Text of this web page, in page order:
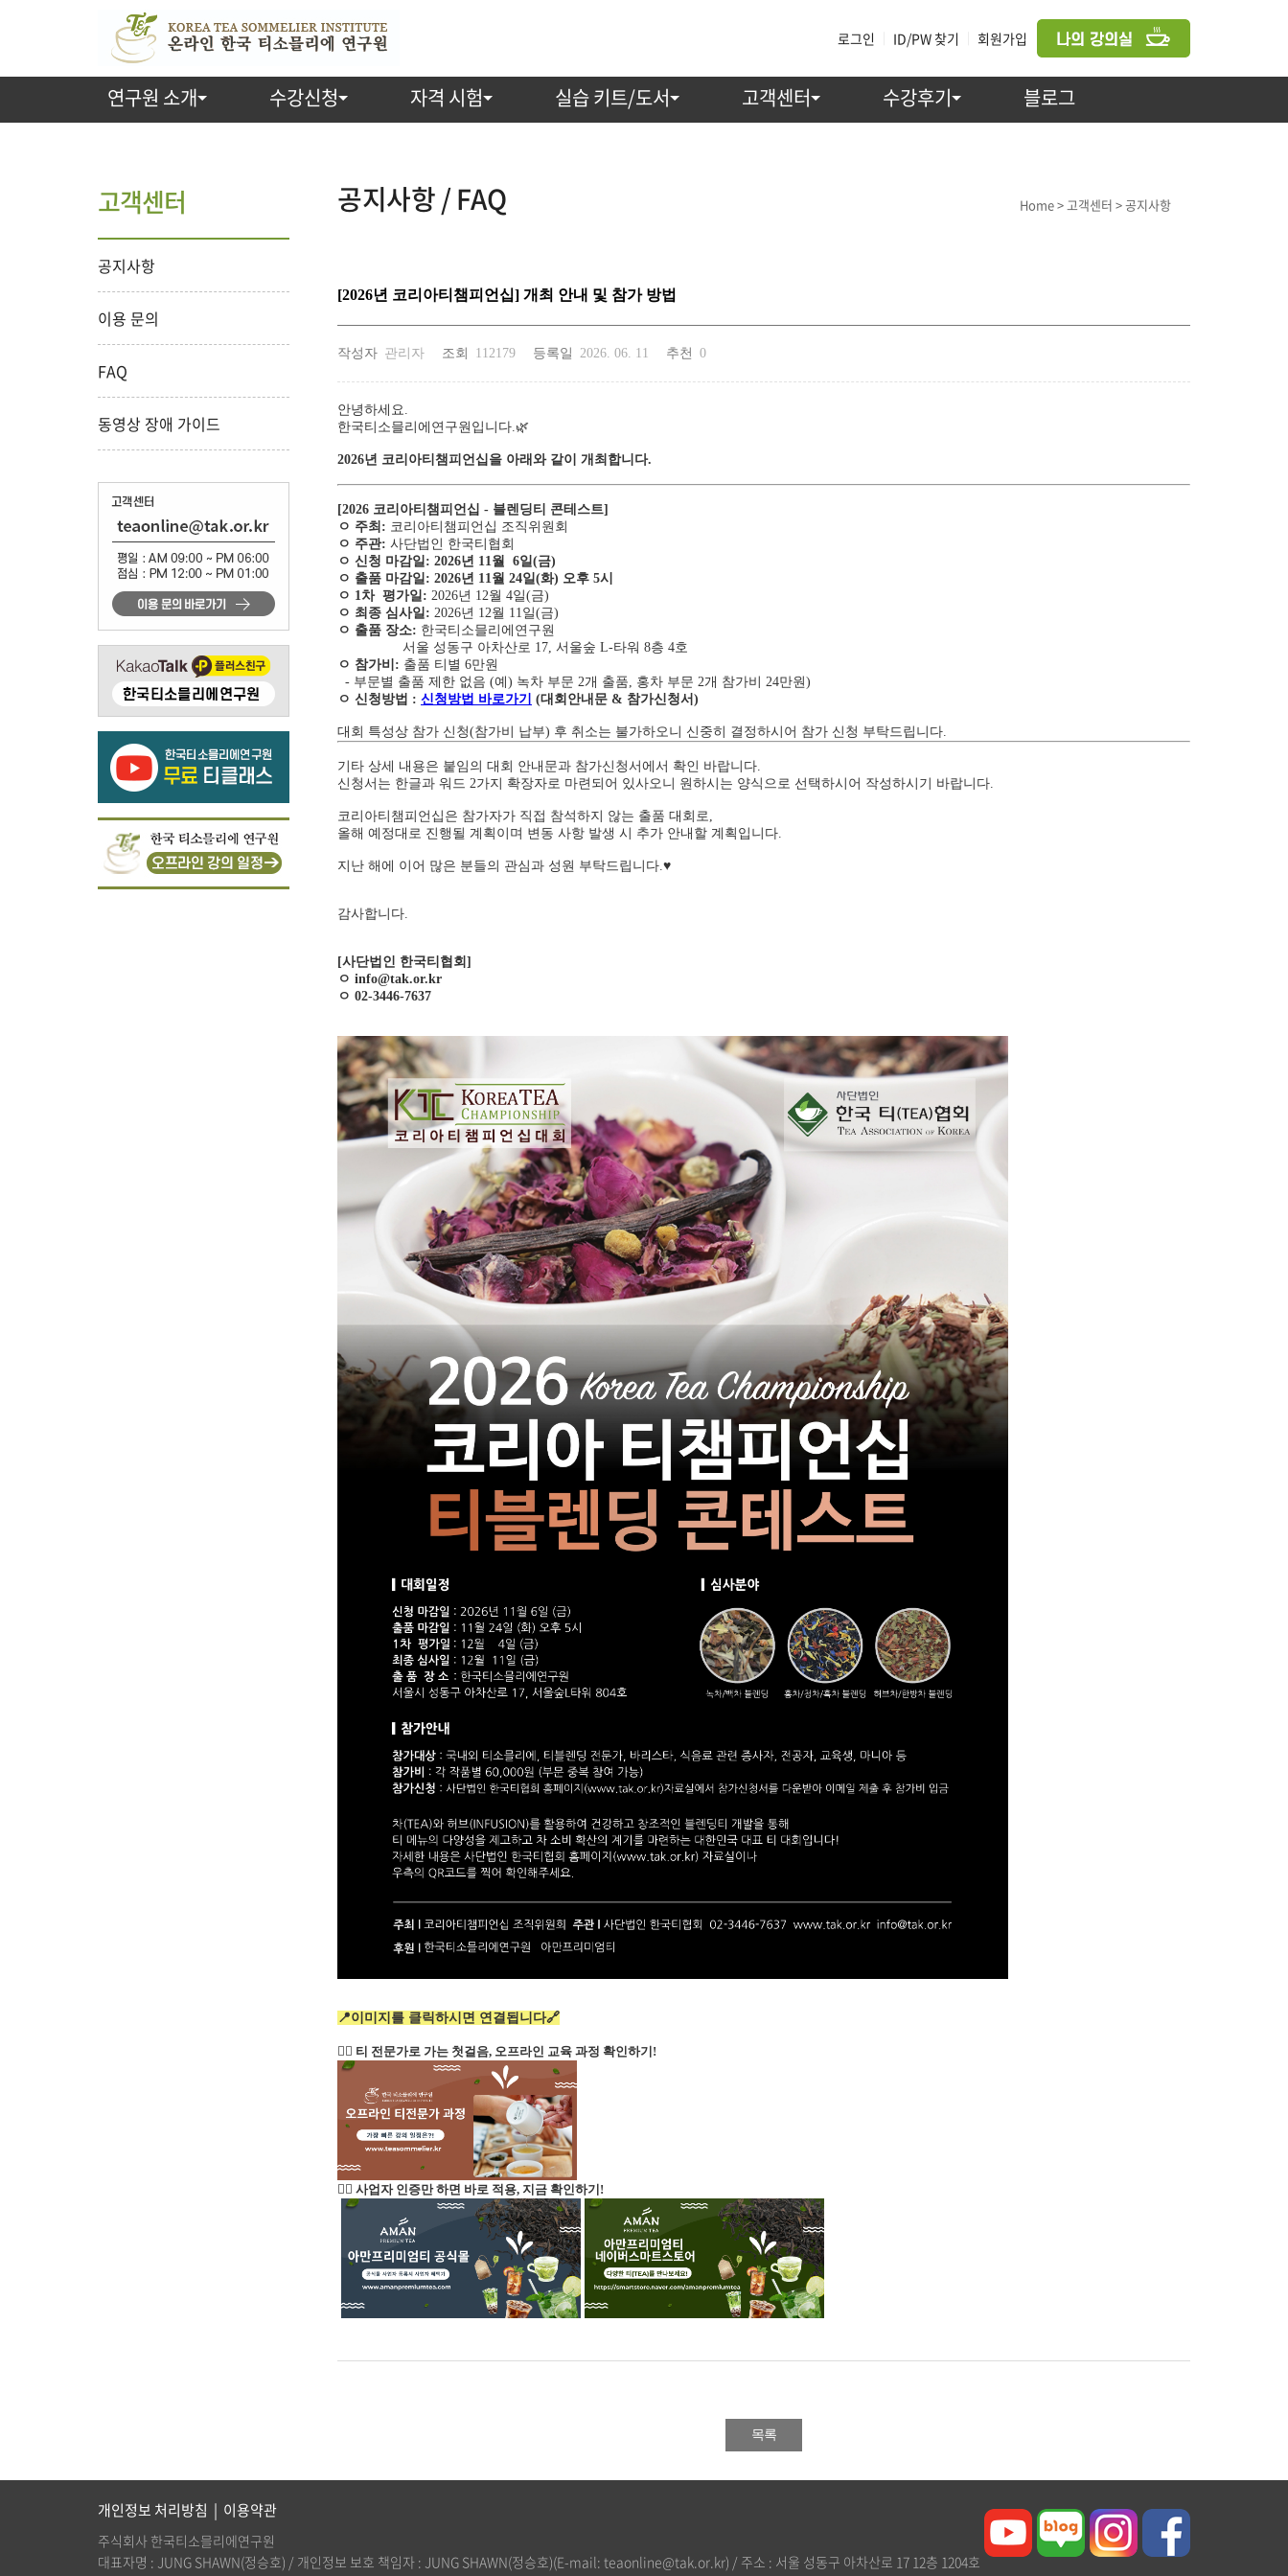
로그인 ID/PW 찾기 회원가입
연구원 소개 수강신청 자격 시험 실습 키트/도서 고객센터 수강후기 블로그
공지사항 / FAQ 고객센터 > 공지사항
[2026년 코리아티챔피언십] 개최 안내 및 참가 방법
작성자 관리자 조회 112179 등록일 2026. 06. 11 추천 0
안녕하세요.
한국티소믈리에연구원입니다.🌿
2026년 코리아티챔피언십을 아래와 같이 개최합니다.
[2026 코리아티챔피언십 - 블렌딩티 콘테스트]
ㅇ 주최: 코리아티챔피언십 조직위원회
ㅇ 주관: 사단법인 한국티협회
ㅇ 신청 마감일: 2026년 11월 6일(금)
ㅇ 출품 마감일: 2026년 11월 24일(화) 오후 5시
ㅇ 1차 평가일: 2026년 12월 4일(금)
ㅇ 최종 심사일: 2026년 12월 11일(금)
ㅇ 출품 장소: 한국티소믈리에연구원
서울 성동구 아차산로 17, 서울숲 L-타워 8층 4호
ㅇ 참가비: 출품 티별 6만원
- 부문별 출품 제한 없음 (예) 녹차 부문 2개 출품, 홍차 부문 2개 참가비 24만원)
ㅇ 신청방법 : 신청방법 바로가기 (대회안내문 & 참가신청서)
대회 특성상 참가 신청(참가비 납부) 후 취소는 불가하오니 신중히 결정하시어 참가 신청 부탁드립니다.
기타 상세 내용은 붙임의 대회 안내문과 참가신청서에서 확인 바랍니다.
신청서는 한글과 워드 2가지 확장자로 마련되어 있사오니 원하시는 양식으로 선택하시어 작성하시기 바랍니다.
코리아티챔피언십은 참가자가 직접 참석하지 않는 출품 대회로,
올해 예정대로 진행될 계획이며 변동 사항 발생 시 추가 안내할 계획입니다.
지난 해에 이어 많은 분들의 관심과 성원 부탁드립니다.♥️
감사합니다.
[사단법인 한국티협회]
ㅇ info@tak.or.kr
ㅇ 02-3446-7637
📍이미지를 클릭하시면 연결됩니다🔗
👉🏻 티 전문가로 가는 첫걸음, 오프라인 교육 과정 확인하기!
👉🏻 사업자 인증만 하면 바로 적용, 지금 확인하기!
목록
고객센터
공지사항
이용 문의
FAQ
동영상 장애 가이드
개인정보 처리방침 | 이용약관
주식회사 한국티소믈리에연구원
대표자명 : JUNG SHAWN(정승호) / 개인정보 보호 책임자 : JUNG SHAWN(정승호)(E-mail: teaonline@tak.or.kr) / 주소 : 서울 성동구 아차산로 17 12층 1204호